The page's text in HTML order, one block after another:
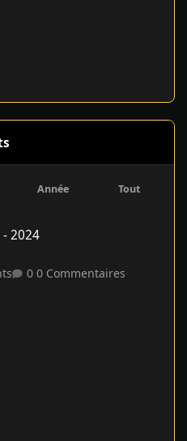
Année Tout
2024
0 Commentaires